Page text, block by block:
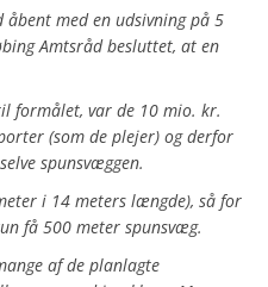
med en udsivning på 5
Amtsråd besluttet, at en
formålet, var de 10 mio. kr.
(som de plejer) og derfor
spunsvæggen.
i 14 meters længde), så for
få 500 meter spunsvæg.
af de planlagte